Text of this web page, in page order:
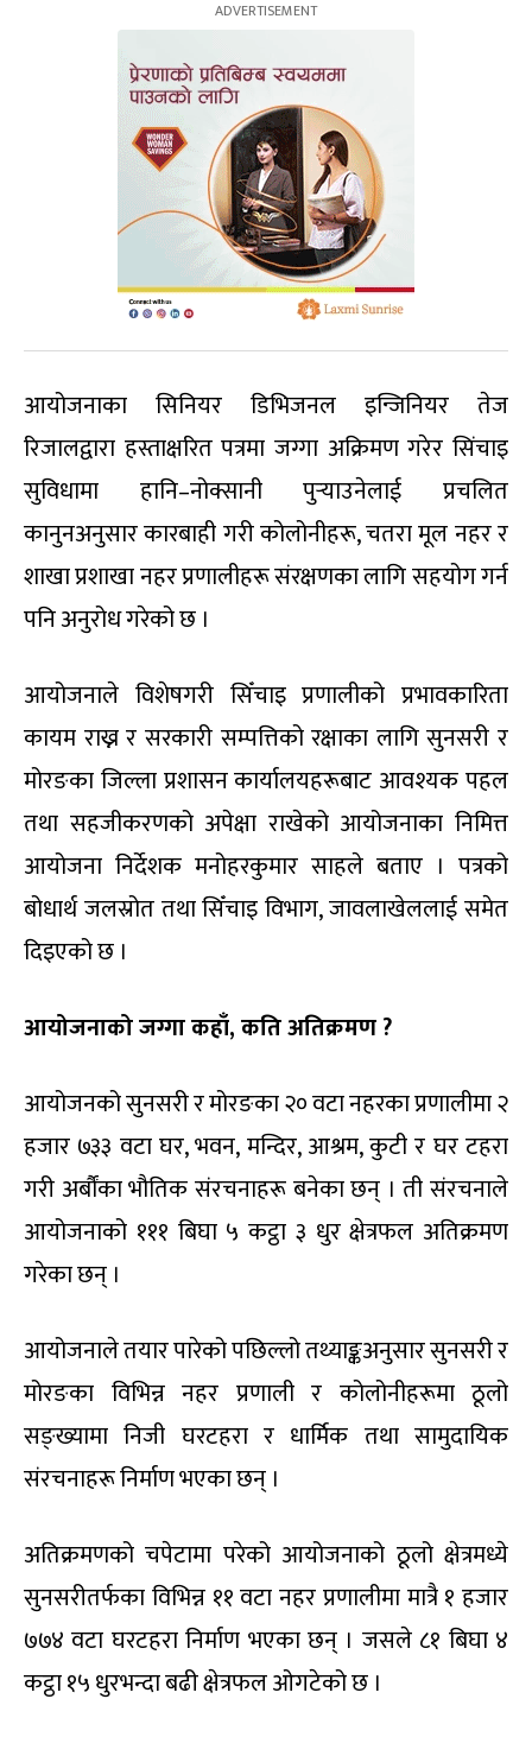
आयोजनाका सिनियर डिभिजनल इन्जिनियर तेज
रिजालद्वारा हस्ताक्षरित पत्रमा जग्गा अक्रिमण गरेर सिंचाइ
सुविधामा हानि–नोक्सानी पुर्‍याउनेलाई प्रचलित
कानुनअनुसार कारबाही गरी कोलोनीहरू, चतरा मूल नहर र
शाखा प्रशाखा नहर प्रणालीहरू संरक्षणका लागि सहयोग गर्न
पनि अनुरोध गरेको छ ।
आयोजनाले विशेषगरी सिँचाइ प्रणालीको प्रभावकारिता
कायम राख्न र सरकारी सम्पत्तिको रक्षाका लागि सुनसरी र
मोरङका जिल्ला प्रशासन कार्यालयहरूबाट आवश्यक पहल
तथा सहजीकरणको अपेक्षा राखेको आयोजनाका निमित्त
आयोजना निर्देशक मनोहरकुमार साहले बताए । पत्रको
बोधार्थ जलस्रोत तथा सिँचाइ विभाग, जावलाखेललाई समेत
दिइएको छ ।
आयोजनाको जग्गा कहाँ, कति अतिक्रमण ?
आयोजनको सुनसरी र मोरङका २० वटा नहरका प्रणालीमा २
हजार ७३३ वटा घर, भवन, मन्दिर, आश्रम, कुटी र घर टहरा
गरी अर्बौंका भौतिक संरचनाहरू बनेका छन् । ती संरचनाले
आयोजनाको १११ बिघा ५ कट्ठा ३ धुर क्षेत्रफल अतिक्रमण
गरेका छन् ।
आयोजनाले तयार पारेको पछिल्लो तथ्याङ्कअनुसार सुनसरी र
मोरङका विभिन्न नहर प्रणाली र कोलोनीहरूमा ठूलो
सङ्ख्यामा निजी घरटहरा र धार्मिक तथा सामुदायिक
संरचनाहरू निर्माण भएका छन् ।
अतिक्रमणको चपेटामा परेको आयोजनाको ठूलो क्षेत्रमध्ये
सुनसरीतर्फका विभिन्न ११ वटा नहर प्रणालीमा मात्रै १ हजार
७७४ वटा घरटहरा निर्माण भएका छन् । जसले ८१ बिघा ४
कट्ठा १५ धुरभन्दा बढी क्षेत्रफल ओगटेको छ ।